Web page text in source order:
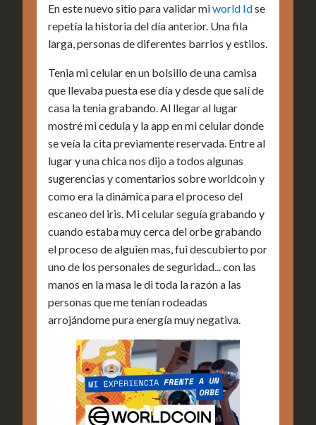
En este nuevo sitio para validar miworld Idse
repetía la historia del día anterior. Una fila
larga, personas de diferentes barrios y estilos.
Tenia mi celular en un bolsillo de una camisa
que llevaba puesta ese día y desde que salí de
casa la tenia grabando. Al llegar al lugar
mostré mi cedula y la app en mi celular donde
se veía la cita previamente reservada. Entre al
lugar y una chica nos dijo a todos algunas
sugerencias y comentarios sobre worldcoin y
como era la dinámica para el proceso del
escaneo del iris. Mi celular seguía grabando y
cuando estaba muy cerca del orbe grabando
el proceso de alguien mas, fui descubierto por
uno de los personales de seguridad... con las
manos en la masa le di toda la razón a las
personas que me tenían rodeadas
arrojándome pura energía muy negativa.